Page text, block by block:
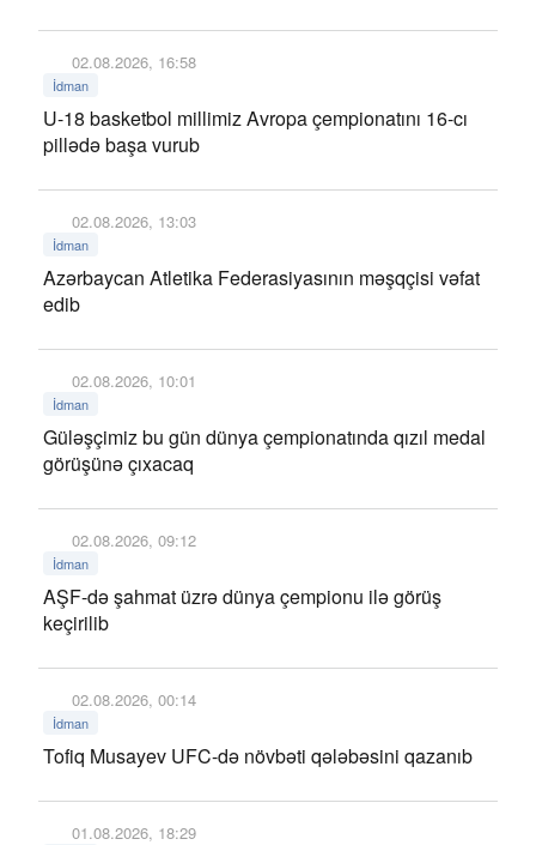
02.08.2026, 16:58
İdman
U-18 basketbol millimiz Avropa çempionatını 16-cı
pillədə başa vurub
02.08.2026, 13:03
İdman
Azərbaycan Atletika Federasiyasının məşqçisi vəfat
edib
02.08.2026, 10:01
İdman
Güləşçimiz bu gün dünya çempionatında qızıl medal
görüşünə çıxacaq
02.08.2026, 09:12
İdman
AŞF-də şahmat üzrə dünya çempionu ilə görüş
keçirilib
02.08.2026, 00:14
İdman
Tofiq Musayev UFC-də növbəti qələbəsini qazanıb
01.08.2026, 18:29